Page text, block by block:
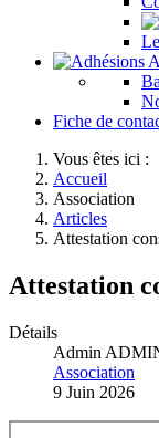
Fiche de
Vous êtes ici :
Accueil
Association
Articles
Attestation
Attestation
Détails
Admin
Association
9 Juin 2026